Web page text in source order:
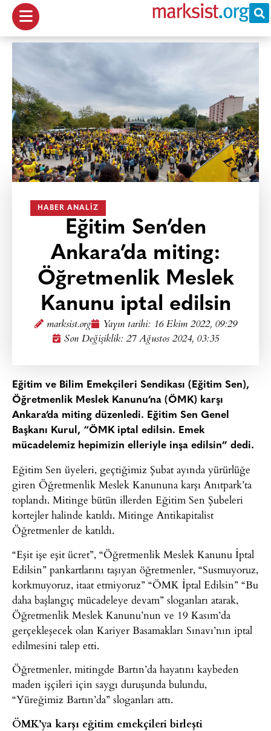
HABER ANALIZ
Eğitim Sen’den
Ankara’da miting:
Öğretmenlik Meslek
Kanunu iptal edilsin
marksist.org Yayın tarihi: 16 Ekim 2022, 09:29
Son Değişiklik: 27 Ağustos 2024, 03:35
Eğitim ve Bilim Emekçileri Sendikası (Eğitim Sen),
Öğretmenlik Meslek Kanunu’na (ÖMK) karşı
Ankara’da miting düzenledi. Eğitim Sen Genel
Başkanı Kurul, “ÖMK iptal edilsin. Emek
mücadelemiz hepimizin elleriyle inşa edilsin” dedi.
Eğitim Sen üyeleri, geçtiğimiz Şubat ayında yürürlüğe
giren Öğretmenlik Meslek Kanununa karşı Anıtpark’ta
toplandı. Mitinge bütün illerden Eğitim Sen Şubeleri
kortejler halinde katıldı. Mitinge Antikapitalist
Öğretmenler de katıldı.
“Eşit işe eşit ücret”, “Öğretmenlik Meslek Kanunu İptal
Edilsin” pankartlarını taşıyan öğretmenler, “Susmuyoruz,
korkmuyoruz, itaat etmiyoruz” “ÖMK İptal Edilsin” “Bu
daha başlangıç mücadeleye devam” sloganları atarak,
Öğretmenlik Meslek Kanunu’nun ve 19 Kasım’da
gerçekleşecek olan Kariyer Basamakları Sınavı’nın iptal
edilmesini talep etti.
Öğretmenler, mitingde Bartın’da hayatını kaybeden
maden işçileri için saygı duruşunda bulundu,
“Yüreğimiz Bartın’da” sloganları attı.
ÖMK’ya karşı eğitim emekçileri birleşti